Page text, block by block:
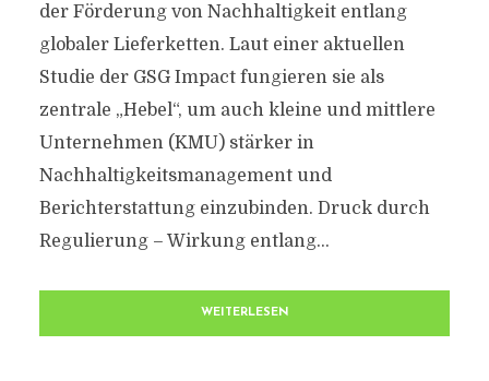
der Förderung von Nachhaltigkeit entlang
globaler Lieferketten. Laut einer aktuellen
Studie der GSG Impact fungieren sie als
zentrale „Hebel“, um auch kleine und mittlere
Unternehmen (KMU) stärker in
Nachhaltigkeitsmanagement und
Berichterstattung einzubinden. Druck durch
Regulierung – Wirkung entlang...
WEITERLESEN